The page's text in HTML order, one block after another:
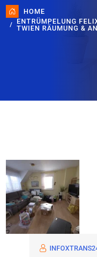
HOME
ENTRÜMPELUNG
TWIEN RÄUMUNG &